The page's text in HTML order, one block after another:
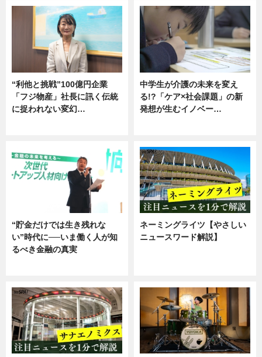
“利他と挑戦”100億円企業
「フジ物産」社長に訊く伝統
に捉われない変幻…
中学生が介護の未来を変え
る!?「ケア×社会課題」の新
発想が生むイノベー…
“貯金だけでは生き残れな
い”時代に──いま働く人が知
るべき金融の真実
ネーミングライツ【やさしい
ニュースワード解説】